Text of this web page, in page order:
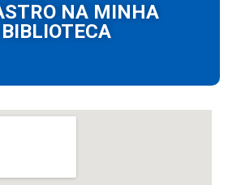
NA MINHA
BIBLIOTECA